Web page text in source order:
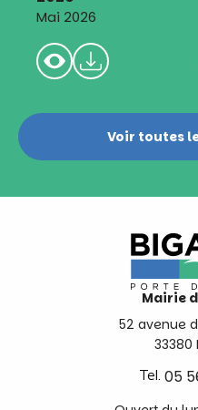
Mai 2026
Voir toutes
Mairie
52 avenue
33380
Tel. 05